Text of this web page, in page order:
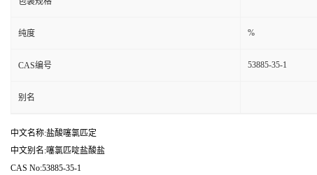
纯度 %
CAS编号 53885-35-1
别名
中文名称:盐酸噻氯匹定
中文别名:噻氯匹啶盐酸盐
CAS No:53885-35-1